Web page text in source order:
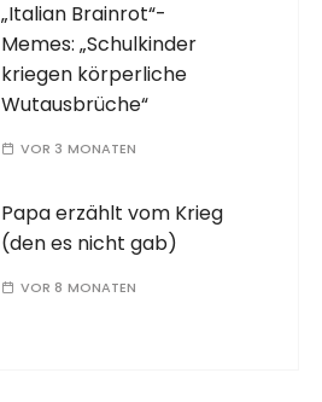
„Italian Brainrot“-
Memes: „Schulkinder
kriegen körperliche
Wutausbrüche“
VOR 3 MONATEN
Papa erzählt vom Krieg
(den es nicht gab)
VOR 8 MONATEN